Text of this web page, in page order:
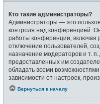
Кто такие администраторы?
Администраторы — это
контроля над конференцией.
работы конференции, включая
отключение пользователей,
назначение модераторов и т.
предоставленных им
обладать всеми
зависимости от настроек,
Вернуться к началу